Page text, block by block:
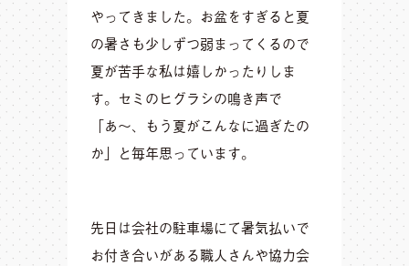
やってきました。お盆をすぎると夏
の暑さも少しずつ弱まってくるので
夏が苦手な私は嬉しかったりしま
す。セミのヒグラシの鳴き声で
「あ〜、もう夏がこんなに過ぎたの
か」と毎年思っています。
先日は会社の駐車場にて暑気払いで
お付き合いがある職人さんや協力会